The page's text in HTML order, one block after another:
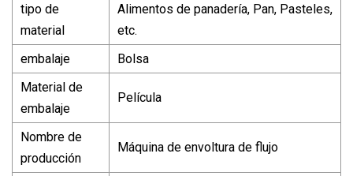
tipo de
material
Alimentos de panadería, Pan, Pasteles,
etc.
embalaje
Bolsa
Material de
embalaje
Película
Nombre de
producción
Máquina de envoltura de flujo